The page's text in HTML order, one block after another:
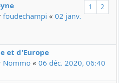
1 2
foudechampi « 02 janv.
et d'Europe
Nommo « 06 déc. 2020, 06:40